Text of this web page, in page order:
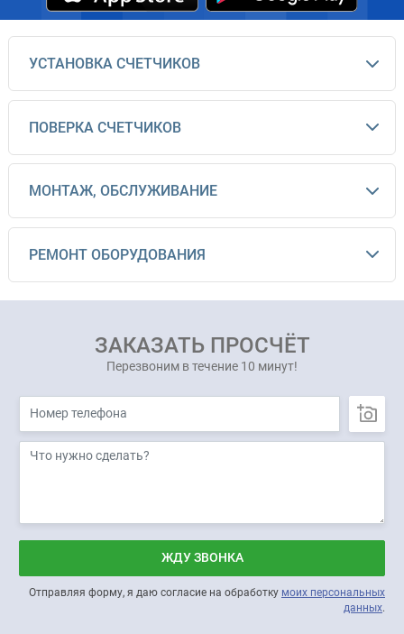
УСТАНОВКА СЧЕТЧИКОВ
ПОВЕРКА СЧЕТЧИКОВ
МОНТАЖ, ОБСЛУЖИВАНИЕ
РЕМОНТ ОБОРУДОВАНИЯ
ЗАКАЗАТЬ ПРОСЧЁТ
Перезвоним в течение 10 минут!
ЖДУ ЗВОНКА
Отправляя форму, я даю согласие на обработку моих персональных
данных.